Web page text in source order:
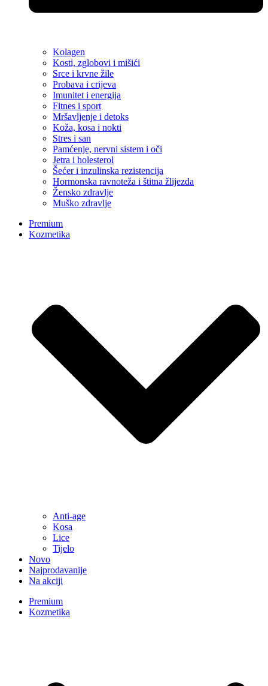
Kolagen
Kosti, zglobovi i mišići
Srce i krvne žile
Probava i crijeva
Imunitet i energija
Fitnes i sport
Mršavljenje i detoks
Koža, kosa i nokti
Stres i san
Pamćenje, nervni sistem i oči
Jetra i holesterol
Šećer i inzulinska rezistencija
Hormonska ravnoteža i štitna žlijezda
Žensko zdravlje
Muško zdravlje
Premium
Kozmetika
Anti-age
Kosa
Lice
Tijelo
Novo
Najprodavanije
Na akciji
Premium
Kozmetika